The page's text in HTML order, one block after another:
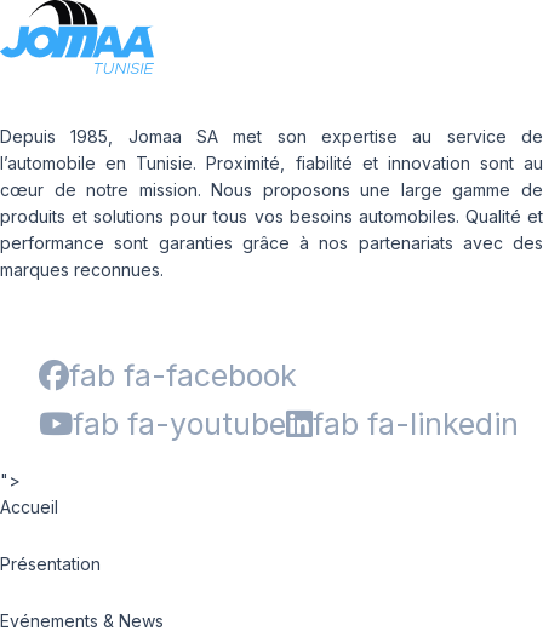
Depuis 1985, Jomaa SA met son expertise au service de
l’automobile en Tunisie. Proximité, fiabilité et innovation sont au
cœur de notre mission. Nous proposons une large gamme de
produits et solutions pour tous vos besoins automobiles. Qualité et
performance sont garanties grâce à nos partenariats avec des
marques reconnues.
fab fa-facebook
fab fa-youtube
fab fa-linkedin
">
Accueil
Présentation
Evénements & News